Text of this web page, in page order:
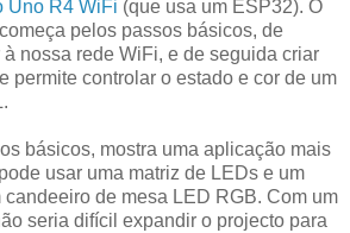
Uno R4 WiFi (que usa um ESP32). O
pelos passos básicos, de
nossa rede WiFi, e de seguida criar
permite controlar o estado e cor de um
básicos, mostra uma aplicação mais
usar uma matriz de LEDs e um
de mesa LED RGB. Com um
seria difícil expandir o projecto para